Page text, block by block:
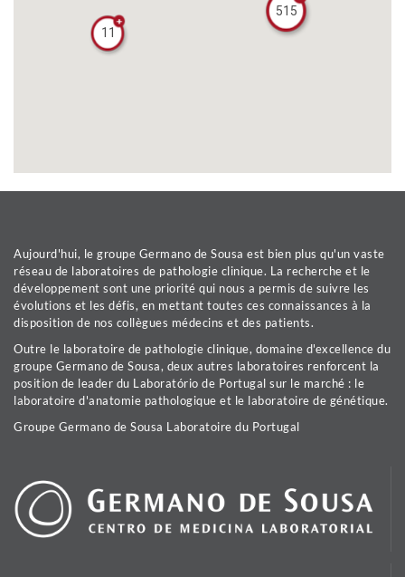
11
515
Aujourd'hui, le groupe Germano de Sousa est bien plus qu'un vaste
réseau de laboratoires de pathologie clinique. La recherche et le
développement sont une priorité qui nous a permis de suivre les
évolutions et les défis, en mettant toutes ces connaissances à la
disposition de nos collègues médecins et des patients.
Outre le laboratoire de pathologie clinique, domaine d'excellence du
groupe Germano de Sousa, deux autres laboratoires renforcent la
position de leader du Laboratório de Portugal sur le marché : le
laboratoire d'anatomie pathologique et le laboratoire de génétique.
Groupe Germano de Sousa Laboratoire du Portugal